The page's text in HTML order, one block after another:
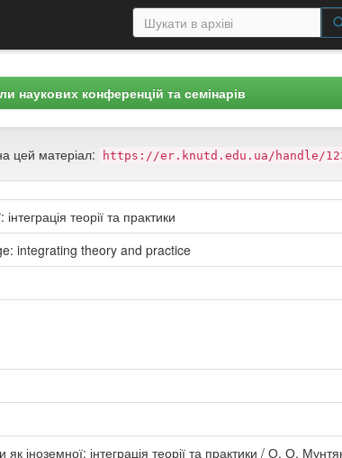
наукових конференцій та семінарів
цей матеріал: https://er.knutd.edu.ua/handle/
теорії та практики
integrating theory and practice
іноземної: інтеграція теорії та практики / О. О.